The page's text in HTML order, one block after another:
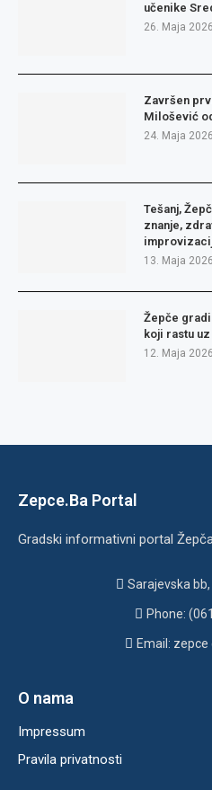
učenike
26. Maja
Završen
Milošević
24. Maja
Tešanj,
znanje,
13. Maja
Žepče
koji rastu
12. Maja
Zepce.Ba Portal
Gradski informativni portal
Sarajevska
Phone:
Email:
O nama
Impressum
Pravila privatnosti